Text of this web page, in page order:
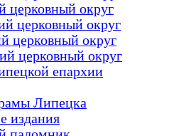
церковный округ
церковный округ
церковный округ
церковный округ
епархии
Липецка
издания